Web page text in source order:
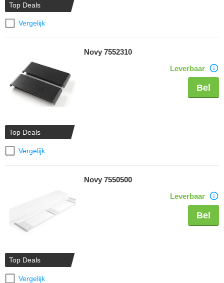
Top Deals
Vergelijk
Top Deals
Vergelijk
Novy 7552310
Leverbaar
Bel
Top Deals
Vergelijk
Novy 7550500
Leverbaar
Bel